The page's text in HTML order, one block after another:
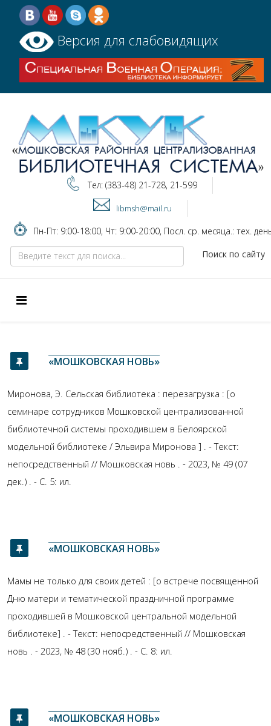
Версия для слабовидящих
Тел: (383-48) 21-728, 21-599
libmsh@mail.ru
Пн-Пт: 9:00-18:00, Чт: 9:00-20:00, Посл. ср. месяца.: тех.
Поиск по сайту
«МОШКОВСКАЯ НОВЬ»
Миронова, Э. Сельская библиотека : перезагрузка : [о
семинаре сотрудников Мошковской централизованной
библиотечной системы проходившем в Белоярской
модельной библиотеке / Эльвира Миронова ] . - Текст:
непосредственный // Мошковская новь . - 2023, № 49 (07
дек.) . - С. 5: ил.
«МОШКОВСКАЯ НОВЬ»
Мамы не только для своих детей : [о встрече посвященной
Дню матери и тематической праздничной программе
проходившей в Мошковской центральной модельной
библиотеке] . - Текст: непосредственный // Мошковская
новь . - 2023, № 48 (30 нояб.) . - С. 8: ил.
«МОШКОВСКАЯ НОВЬ»